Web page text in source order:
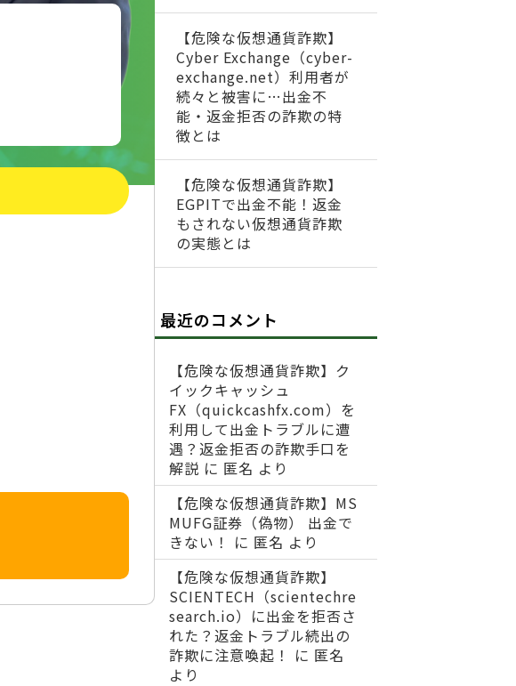
【危険な仮想通貨詐欺】
Cyber Exchange（cyber-
exchange.net）利用者が
続々と被害に…出金不
能・返金拒否の詐欺の特
徴とは
【危険な仮想通貨詐欺】
EGPITで出金不能！返金
もされない仮想通貨詐欺
の実態とは
最近のコメント
【危険な仮想通貨詐欺】ク
イックキャッシュ
FX（quickcashfx.com）を
利用して出金トラブルに遭
遇？返金拒否の詐欺手口を
解説 に 匿名 より
【危険な仮想通貨詐欺】MS
MUFG証券（偽物） 出金で
きない！
に 匿名 より
【危険な仮想通貨詐欺】
SCIENTECH（scientechre
search.io）に出金を拒否さ
れた？返金トラブル続出の
詐欺に注意喚起！
に 匿名
より